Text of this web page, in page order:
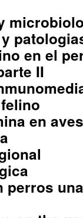
en el
II
en